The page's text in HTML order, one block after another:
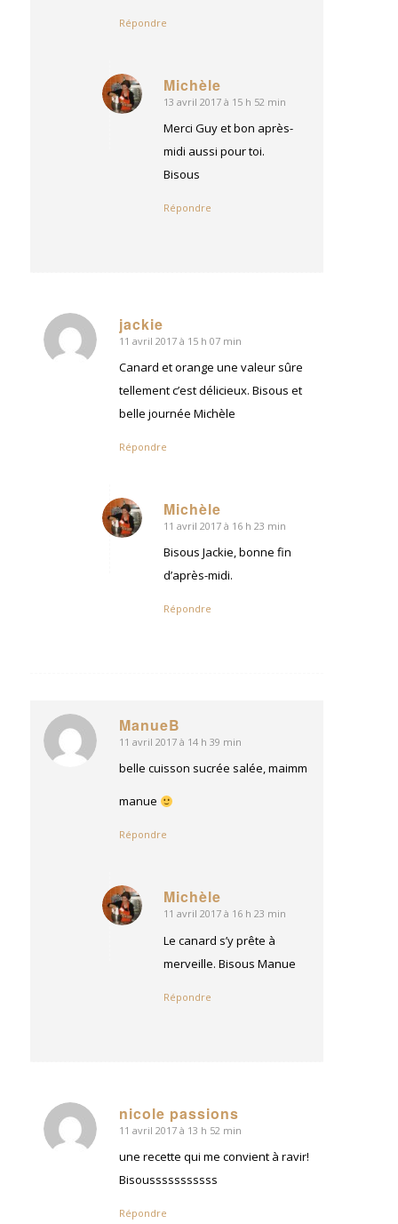
Répondre
Michèle
dit
13 avril 2017 à 15 h 52 min
Merci Guy et bon après-
midi aussi pour toi.
Bisous
Répondre
jackie
dit
:
11 avril 2017 à 15 h 07 min
Canard et orange une valeur sûre
tellement c’est délicieux. Bisous et
belle journée Michèle
Répondre
Michèle
dit
11 avril 2017 à 16 h 23 min
Bisous Jackie, bonne fin
d’après-midi.
Répondre
ManueB
dit
11 avril 2017 à 14 h 39 min
belle cuisson sucrée salée, maimm
manue
Répondre
Michèle
dit
11 avril 2017 à 16 h 23 min
Le canard s’y prête à
merveille. Bisous Manue
Répondre
nicole passions
dit
:
11 avril 2017 à 13 h 52 min
une recette qui me convient à ravir!
Bisousssssssssss
Répondre